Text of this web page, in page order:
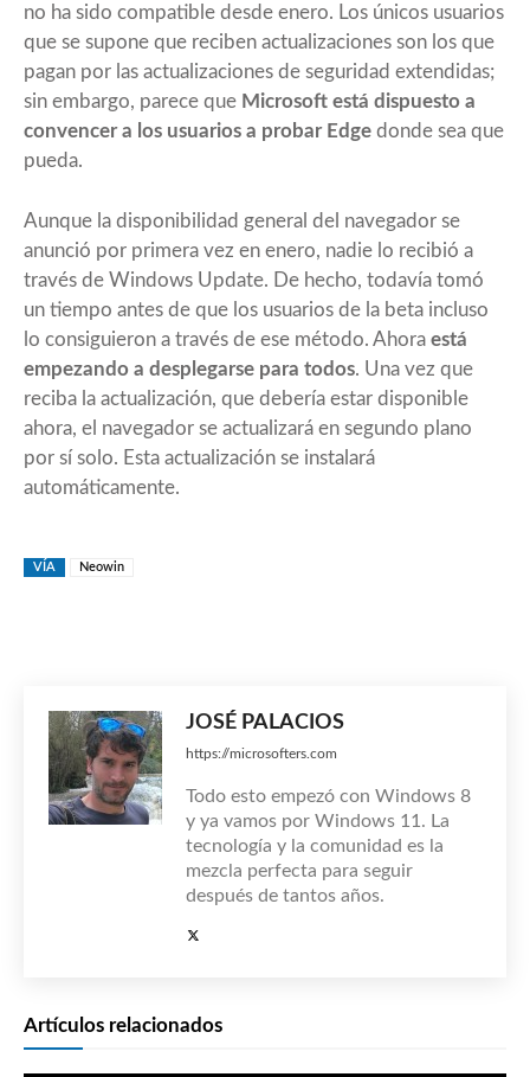
no ha sido compatible desde enero. Los únicos usuarios
que se supone que reciben actualizaciones son los que
pagan por las actualizaciones de seguridad extendidas;
sin embargo, parece que Microsoft está dispuesto a
convencer a los usuarios a probar Edge donde sea que
pueda.
Aunque la disponibilidad general del navegador se
anunció por primera vez en enero, nadie lo recibió a
través de Windows Update. De hecho, todavía tomó
un tiempo antes de que los usuarios de la beta incluso
lo consiguieron a través de ese método. Ahora está
empezando a desplegarse para todos. Una vez que
reciba la actualización, que debería estar disponible
ahora, el navegador se actualizará en segundo plano
por sí solo. Esta actualización se instalará
automáticamente.
VÍA Neowin
JOSÉ PALACIOS
https://microsofters.com
Todo esto empezó con Windows 8
y ya vamos por Windows 11. La
tecnología y la comunidad es la
mezcla perfecta para seguir
después de tantos años.
Artículos relacionados